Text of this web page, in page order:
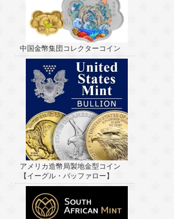
中国金幣集団コレクターコイン
アメリカ造幣局製地金型コイン
【イーグル・バッファロー】